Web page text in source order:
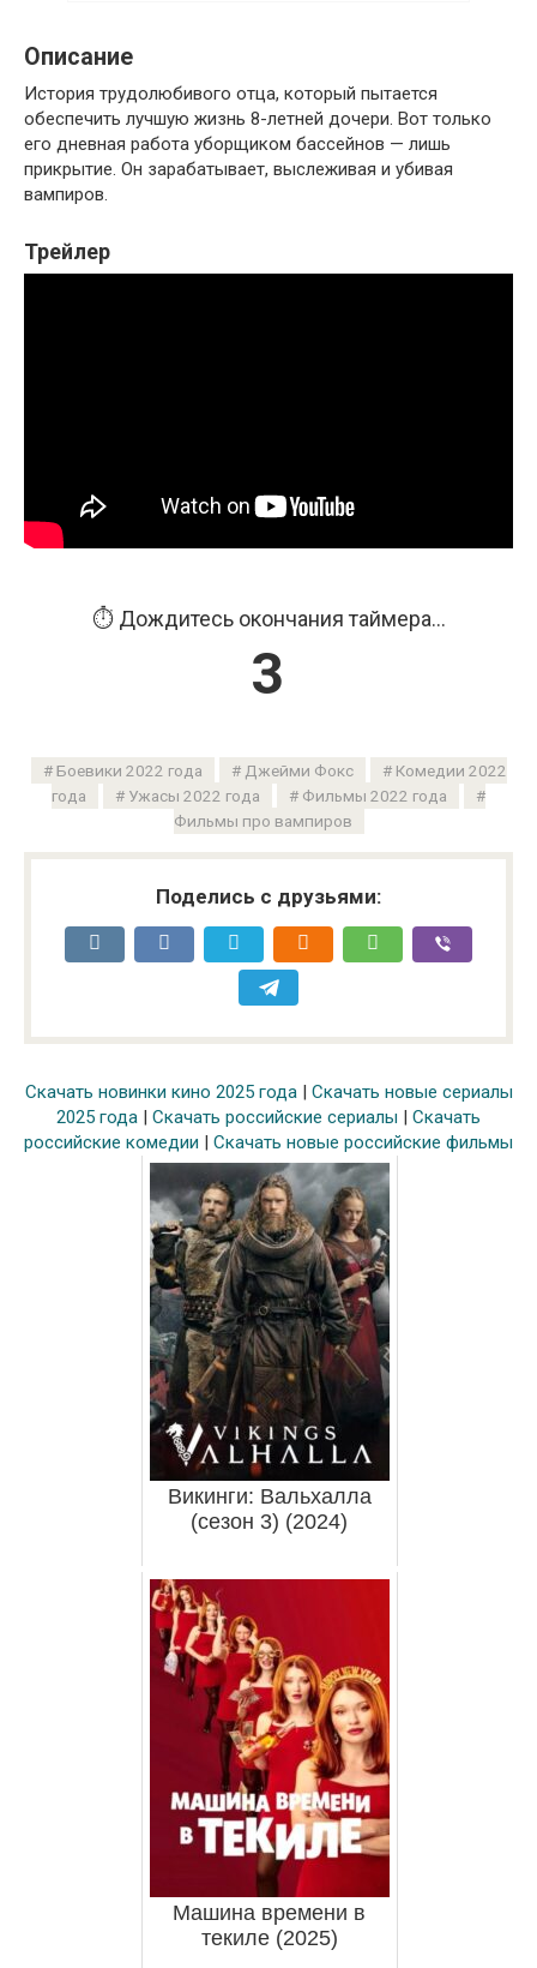
Описание
История трудолюбивого отца, который пытается
обеспечить лучшую жизнь 8-летней дочери. Вот только
его дневная работа уборщиком бассейнов — лишь
прикрытие. Он зарабатывает, выслеживая и убивая
вампиров.
Трейлер
⏱️ Дождитесь окончания таймера...
2
Боевики 2022 года Джейми Фокс
Комедии 2022
года
Ужасы 2022 года
Фильмы 2022 года
Фильмы про вампиров
Поделись с друзьями:
Скачать новинки кино 2025 года| Скачать новые сериалы
2025 года | Скачать российские сериалы | Скачать
российские комедии | Скачать новые российские фильмы
Викинги: Вальхалла
(сезон 3) (2024)
Машина времени в
текиле (2025)